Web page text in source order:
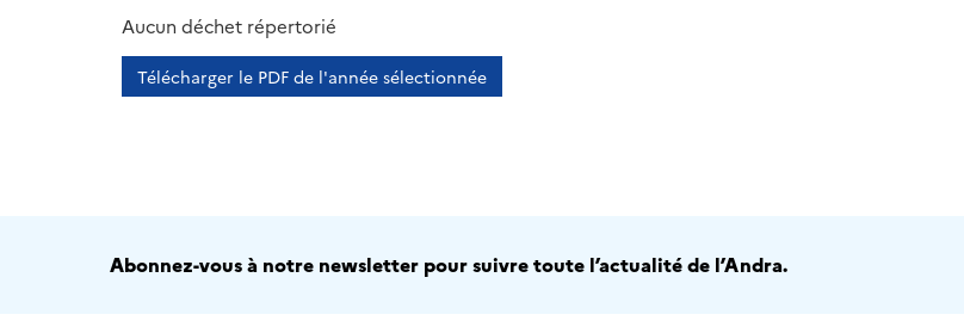
2013 2014
Aucun déchet répertorié
Télécharger le PDF de l'année sélectionnée
Abonnez-vous à notre newsletter pour suivre toute l’actualité de l’Andra.